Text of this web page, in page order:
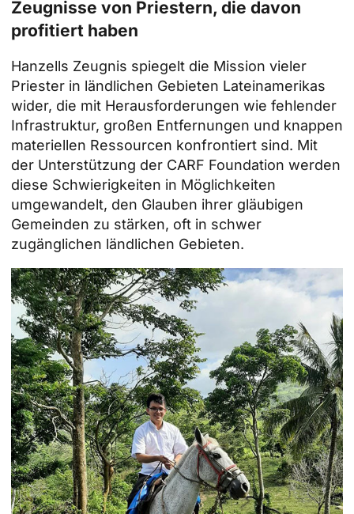
Zeugnisse von Priestern, die davon
profitiert haben
Hanzells Zeugnis spiegelt die Mission vieler
Priester in ländlichen Gebieten Lateinamerikas
wider, die mit Herausforderungen wie fehlender
Infrastruktur, großen Entfernungen und knappen
materiellen Ressourcen konfrontiert sind. Mit
der Unterstützung der CARF Foundation werden
diese Schwierigkeiten in Möglichkeiten
umgewandelt, den Glauben ihrer gläubigen
Gemeinden zu stärken, oft in schwer
zugänglichen ländlichen Gebieten.